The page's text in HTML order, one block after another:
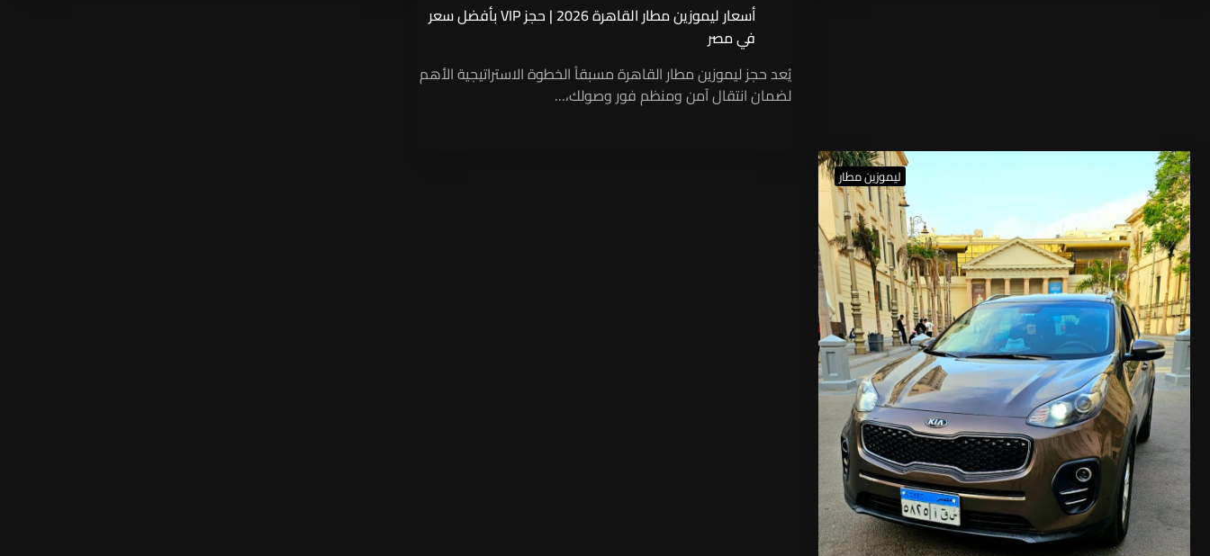
أسعار ليموزين مطار القاهرة 2026 | حجز VIP بأفضل سعر
في مصر
يُعد حجز ليموزين مطار القاهرة مسبقاً الخطوة الاستراتيجية الأهم
لضمان انتقال آمن ومنظم فور وصولك،…
ليموزين مطار